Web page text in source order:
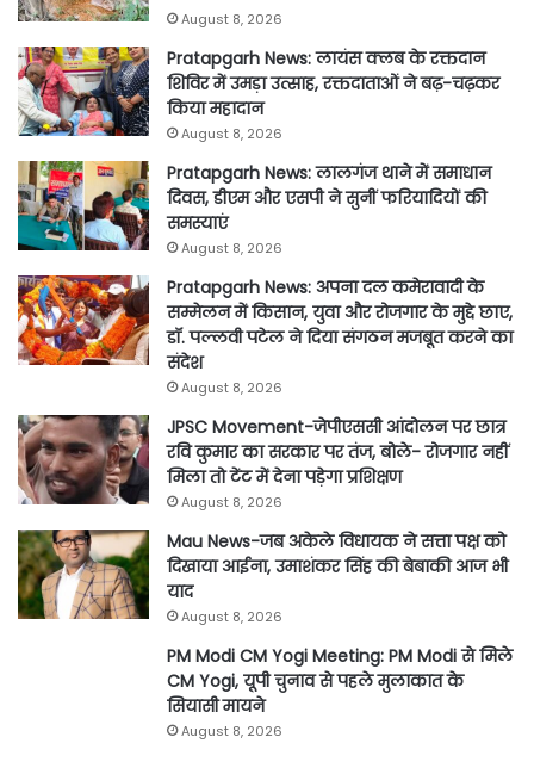
August 8, 2026
Pratapgarh News: लायंस क्लब के रक्तदान
शिविर में उमड़ा उत्साह, रक्तदाताओं ने बढ़-चढ़कर
किया महादान
August 8, 2026
Pratapgarh News: लालगंज थाने में समाधान
दिवस, डीएम और एसपी ने सुनीं फरियादियों की
समस्याएं
August 8, 2026
Pratapgarh News: अपना दल कमेरावादी के
सम्मेलन में किसान, युवा और रोजगार के मुद्दे छाए,
डॉ. पल्लवी पटेल ने दिया संगठन मजबूत करने का
संदेश
August 8, 2026
JPSC Movement-जेपीएससी आंदोलन पर छात्र
रवि कुमार का सरकार पर तंज, बोले- रोजगार नहीं
मिला तो टेंट में देना पड़ेगा प्रशिक्षण
August 8, 2026
Mau News-जब अकेले विधायक ने सत्ता पक्ष को
दिखाया आईना, उमाशंकर सिंह की बेबाकी आज भी
याद
August 8, 2026
PM Modi CM Yogi Meeting: PM Modi से मिले
CM Yogi, यूपी चुनाव से पहले मुलाकात के
सियासी मायने
August 8, 2026